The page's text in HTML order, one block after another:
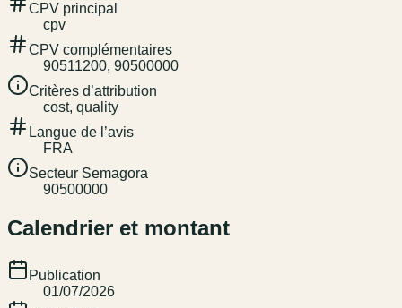
CPV principal
cpv
CPV complémentaires
90511200, 90500000
Critères d’attribution
cost, quality
Langue de l’avis
FRA
Secteur Semagora
90500000
Calendrier et montant
Publication
01/07/2026